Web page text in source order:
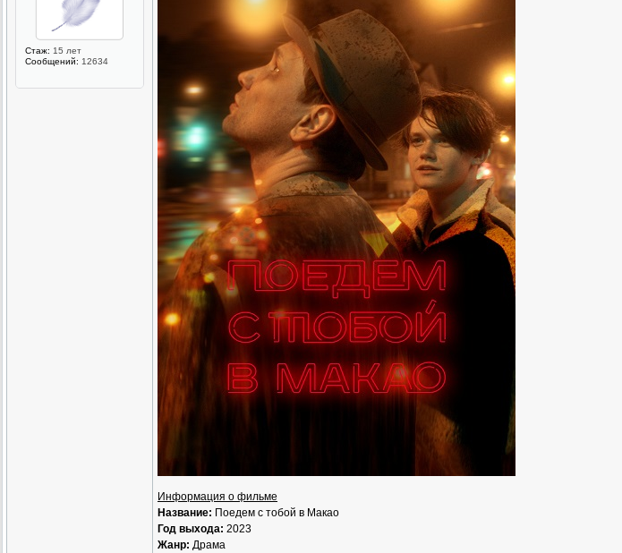
Стаж: 15 лет
Сообщений: 12634
Информация о фильме
Название: Поедем с тобой в Макао
Год выхода: 2023
Жанр: Драма